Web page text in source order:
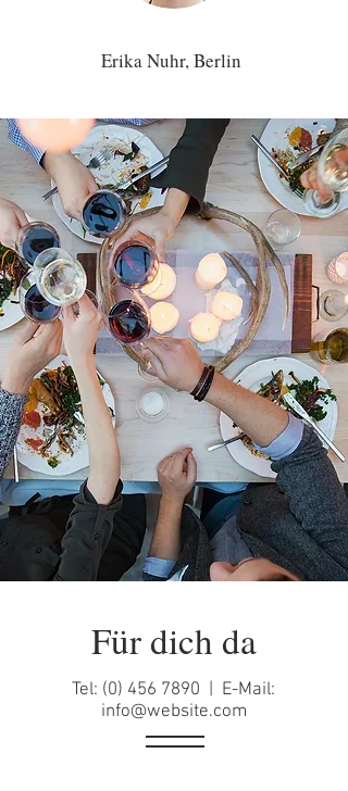
Erika Nuhr, Berlin
Für dich da
Tel: (0) 456 7890 | E-Mail:
info@website.com